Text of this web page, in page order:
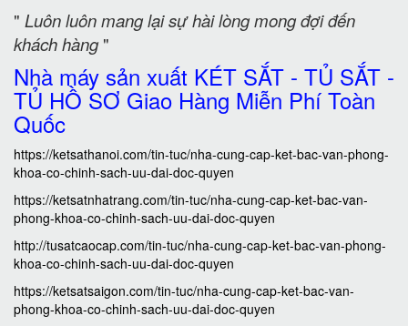
" Luôn luôn mang lại sự hài lòng mong đợi đến
khách hàng"
Nhà máy sản xuất KÉT SẮT - TỦ SẮT -
TỦ HỒ SƠ Giao Hàng Miễn Phí Toàn
Quốc
https://ketsathanoi.com/tin-tuc/nha-cung-cap-ket-bac-van-phong-
khoa-co-chinh-sach-uu-dai-doc-quyen
https://ketsatnhatrang.com/tin-tuc/nha-cung-cap-ket-bac-van-
phong-khoa-co-chinh-sach-uu-dai-doc-quyen
http://tusatcaocap.com/tin-tuc/nha-cung-cap-ket-bac-van-phong-
khoa-co-chinh-sach-uu-dai-doc-quyen
https://ketsatsaigon.com/tin-tuc/nha-cung-cap-ket-bac-van-
phong-khoa-co-chinh-sach-uu-dai-doc-quyen